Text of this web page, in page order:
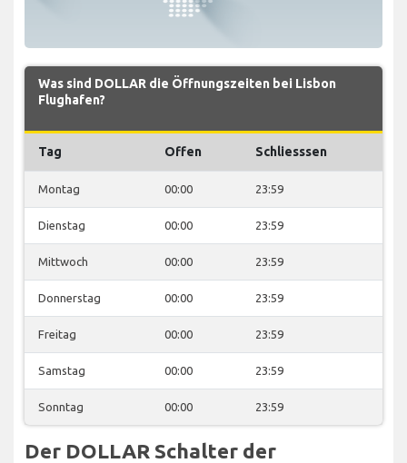
Was sind DOLLAR die Öffnungszeiten bei Lisbon
Flughafen?
Tag Offen Schliesssen
Montag 00:00 23:59
Dienstag 00:00 23:59
Mittwoch 00:00 23:59
Donnerstag 00:00 23:59
Freitag 00:00 23:59
Samstag 00:00 23:59
Sonntag 00:00 23:59
Der DOLLAR Schalter der